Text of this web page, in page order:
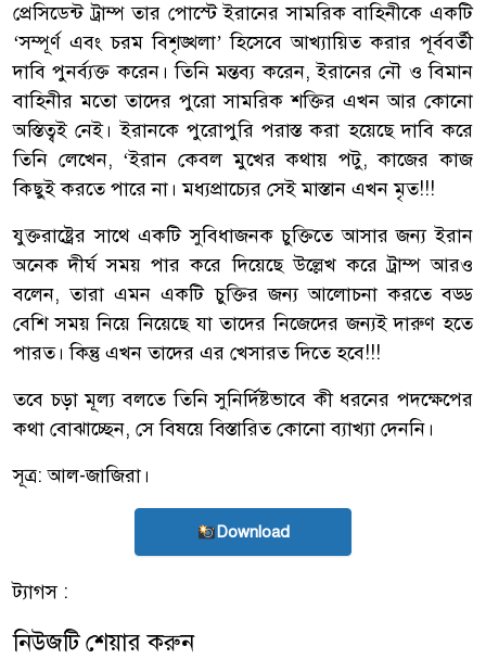
প্রেসিডেন্ট ট্রাম্প তার পোস্টে ইরানের সামরিক বাহিনীকে একটি
‘সম্পূর্ণ এবং চরম বিশৃঙ্খলা’ হিসেবে আখ্যায়িত করার পূর্ববর্তী
দাবি পুনর্ব্যক্ত করেন। তিনি মন্তব্য করেন, ইরানের নৌ ও বিমান
বাহিনীর মতো তাদের পুরো সামরিক শক্তির এখন আর কোনো
অস্তিত্বই নেই। ইরানকে পুরোপুরি পরাস্ত করা হয়েছে দাবি করে
তিনি লেখেন, ‘ইরান কেবল মুখের কথায় পটু, কাজের কাজ
কিছুই করতে পারে না। মধ্যপ্রাচ্যের সেই মাস্তান এখন মৃত!!!
যুক্তরাষ্ট্রের সাথে একটি সুবিধাজনক চুক্তিতে আসার জন্য ইরান
অনেক দীর্ঘ সময় পার করে দিয়েছে উল্লেখ করে ট্রাম্প আরও
বলেন, তারা এমন একটি চুক্তির জন্য আলোচনা করতে বড্ড
বেশি সময় নিয়ে নিয়েছে যা তাদের নিজেদের জন্যই দারুণ হতে
পারত। কিন্তু এখন তাদের এর খেসারত দিতে হবে!!!
তবে চড়া মূল্য বলতে তিনি সুনির্দিষ্টভাবে কী ধরনের পদক্ষেপের
কথা বোঝাচ্ছেন, সে বিষয়ে বিস্তারিত কোনো ব্যাখ্যা দেননি।
সূত্র: আল-জাজিরা।
Download
ট্যাগস :
নিউজটি শেয়ার করুন